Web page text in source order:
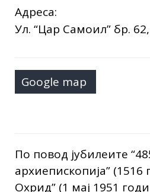
Адреса:
Ул. “Цар Самоил” бр.
Google map
По повод јубилеите
архиепископија”
Охрид” (1 мај 1951